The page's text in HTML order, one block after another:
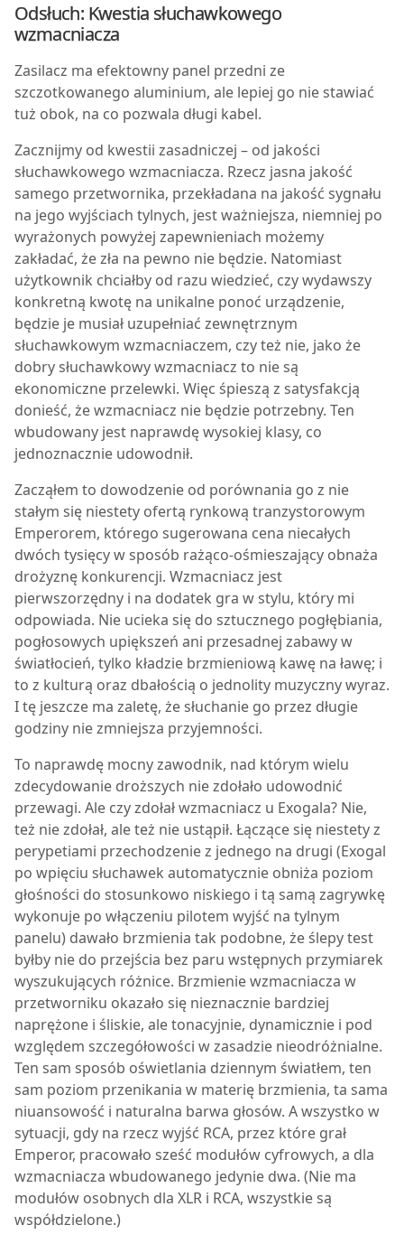
Odsłuch: Kwestia słuchawkowego
wzmacniacza
Zasilacz ma efektowny panel przedni ze
szczotkowanego aluminium, ale lepiej go nie stawiać
tuż obok, na co pozwala długi kabel.
Zacznijmy od kwestii zasadniczej – od jakości
słuchawkowego wzmacniacza. Rzecz jasna jakość
samego przetwornika, przekładana na jakość sygnału
na jego wyjściach tylnych, jest ważniejsza, niemniej po
wyrażonych powyżej zapewnieniach możemy
zakładać, że zła na pewno nie będzie. Natomiast
użytkownik chciałby od razu wiedzieć, czy wydawszy
konkretną kwotę na unikalne ponoć urządzenie,
będzie je musiał uzupełniać zewnętrznym
słuchawkowym wzmacniaczem, czy też nie, jako że
dobry słuchawkowy wzmacniacz to nie są
ekonomiczne przelewki. Więc śpieszą z satysfakcją
donieść, że wzmacniacz nie będzie potrzebny. Ten
wbudowany jest naprawdę wysokiej klasy, co
jednoznacznie udowodnił.
Zacząłem to dowodzenie od porównania go z nie
stałym się niestety ofertą rynkową tranzystorowym
Emperorem, którego sugerowana cena niecałych
dwóch tysięcy w sposób rażąco-ośmieszający obnaża
drożyznę konkurencji. Wzmacniacz jest
pierwszorzędny i na dodatek gra w stylu, który mi
odpowiada. Nie ucieka się do sztucznego pogłębiania,
pogłosowych upiększeń ani przesadnej zabawy w
światłocień, tylko kładzie brzmieniową kawę na ławę; i
to z kulturą oraz dbałością o jednolity muzyczny wyraz.
I tę jeszcze ma zaletę, że słuchanie go przez długie
godziny nie zmniejsza przyjemności.
To naprawdę mocny zawodnik, nad którym wielu
zdecydowanie droższych nie zdołało udowodnić
przewagi. Ale czy zdołał wzmacniacz u Exogala? Nie,
też nie zdołał, ale też nie ustąpił. Łączące się niestety z
perypetiami przechodzenie z jednego na drugi (Exogal
po wpięciu słuchawek automatycznie obniża poziom
głośności do stosunkowo niskiego i tą samą zagrywkę
wykonuje po włączeniu pilotem wyjść na tylnym
panelu) dawało brzmienia tak podobne, że ślepy test
byłby nie do przejścia bez paru wstępnych przymiarek
wyszukujących różnice. Brzmienie wzmacniacza w
przetworniku okazało się nieznacznie bardziej
naprężone i śliskie, ale tonacyjnie, dynamicznie i pod
względem szczegółowości w zasadzie nieodróżnialne.
Ten sam sposób oświetlania dziennym światłem, ten
sam poziom przenikania w materię brzmienia, ta sama
niuansowość i naturalna barwa głosów. A wszystko w
sytuacji, gdy na rzecz wyjść RCA, przez które grał
Emperor, pracowało sześć modułów cyfrowych, a dla
wzmacniacza wbudowanego jedynie dwa. (Nie ma
modułów osobnych dla XLR i RCA, wszystkie są
współdzielone.)